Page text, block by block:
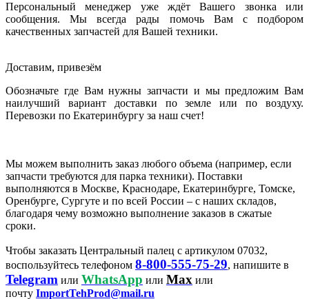
Персональный менеджер уже ждёт Вашего звонка или
сообщения. Мы всегда рады помочь Вам с подбором
качественных запчастей для Вашей техники.
Доставим, привезём
Обозначьте где Вам нужны запчасти и мы предложим Вам
наилучший вариант доставки по земле или по воздуху.
Перевозки по Екатеринбургу за наш счет!
Мы можем выполнить заказ любого объема (например, если
запчасти требуются для парка техники). Поставки
выполняются в Москве, Краснодаре, Екатеринбурге, Томске,
Оренбурге, Сургуте и по всей России – с наших складов,
благодаря чему возможно выполнение заказов в сжатые
сроки.
Чтобы заказать Центральный палец с артикулом 07032,
воспользуйтесь телефоном 8-800-555-75-29, напишите в
Telegram или WhatsApp или Max или
почту ImportTehProd@mail.ru